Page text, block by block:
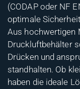
(CODAP oder NF
optimale
Aus hochwertigen
Druckluftbehälter
Drücken und
standhalten. Ob
haben die ideale